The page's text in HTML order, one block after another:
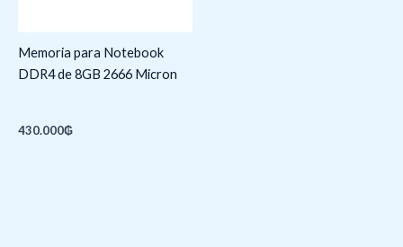
Memoria para Notebook
DDR4 de 8GB 2666 Micron
430.000₲